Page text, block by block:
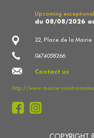
22, Place de la Mairie
0474058266
Contact us
http://www.mairie-
Upcoming
du 08/08/2026